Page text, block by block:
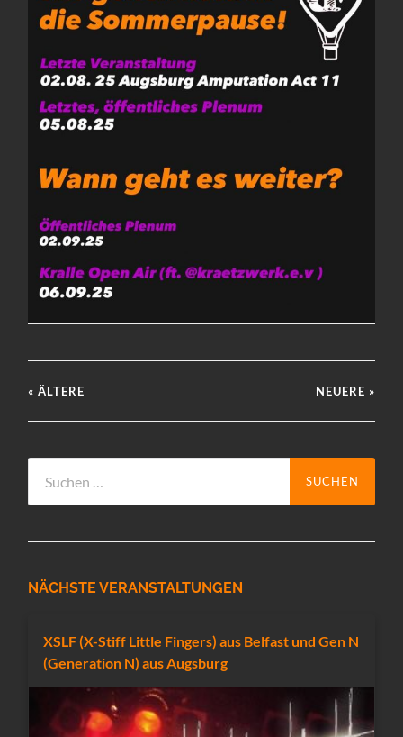
« ÄLTERE NEUERE »
nach:
NÄCHSTE VERANSTALTUNGEN
XSLF (X-Stiff Little Fingers) aus Belfast und Gen N
(Generation N) aus Augsburg